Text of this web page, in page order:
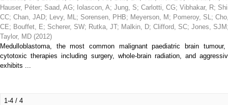
Hauser, Péter; Saad, AG; Iolascon, A; Jung, S; Carlotti, CG; Vibhakar, R;
CC; Chan, JAD; Levy, ML; Sorensen, PHB; Meyerson, M ; Pomeroy, SL;
CE; Bouffet, E; Scherer, SW; Rutka, JT; Malkin, D; Clifford, SC; Jones, SJM
Taylor, MD (2012)
Medulloblastoma, the most common malignant paediatric brain
cytotoxic therapies including surgery, whole-brain radiation, and
exhibits ...
1-4 / 4